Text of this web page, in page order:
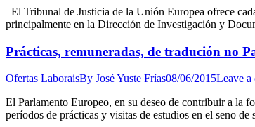
El Tribunal de Justicia de la Unión Europea ofrece
principalmente en la Dirección de Investigación y
Prácticas, remuneradas, de tradución no
Ofertas LaboraisBy José Yuste Frías08/06/2015Leave a
El Parlamento Europeo, en su deseo de contribuir a la
períodos de prácticas y visitas de estudios en el seno